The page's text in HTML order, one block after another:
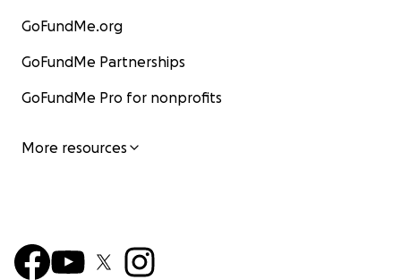
GoFundMe.org
GoFundMe Partnerships
GoFundMe Pro for nonprofits
More resources